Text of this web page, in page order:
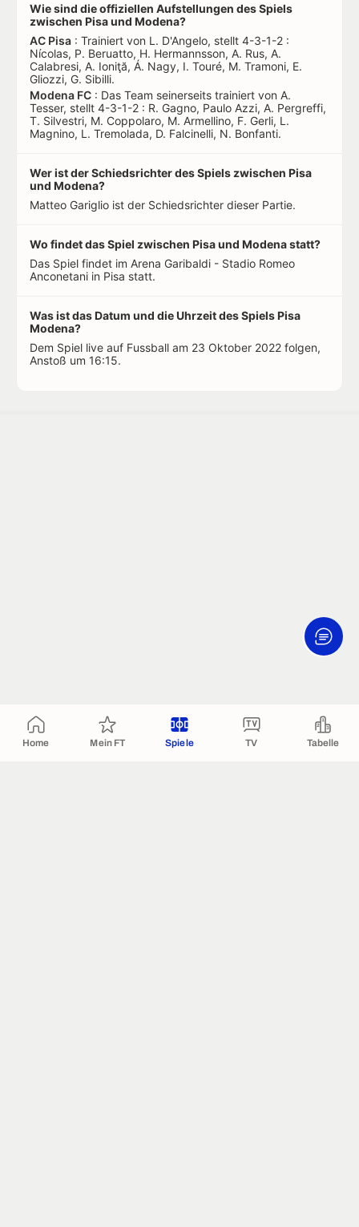
Home Mein FT Spiele TV Tabelle
Wie sind die offiziellen Aufstellungen des Spiels
zwischen Pisa und Modena?
AC Pisa : Trainiert von L. D'Angelo, stellt 4-3-1-2 :
Nícolas, P. Beruatto, H. Hermannsson, A. Rus, A.
Calabresi, A. Ioniţă, Á. Nagy, I. Touré, M. Tramoni, E.
Gliozzi, G. Sibilli.
Modena FC : Das Team seinerseits trainiert von A.
Tesser, stellt 4-3-1-2 : R. Gagno, Paulo Azzi, A. Pergreffi,
T. Silvestri, M. Coppolaro, M. Armellino, F. Gerli, L.
Magnino, L. Tremolada, D. Falcinelli, N. Bonfanti.
Wer ist der Schiedsrichter des Spiels zwischen Pisa
und Modena?
Matteo Gariglio ist der Schiedsrichter dieser Partie.
Wo findet das Spiel zwischen Pisa und Modena statt?
Das Spiel findet im Arena Garibaldi - Stadio Romeo
Anconetani in Pisa statt.
Was ist das Datum und die Uhrzeit des Spiels Pisa
Modena?
Dem Spiel live auf Fussball am 23 Oktober 2022 folgen,
Anstoß um 16:15.